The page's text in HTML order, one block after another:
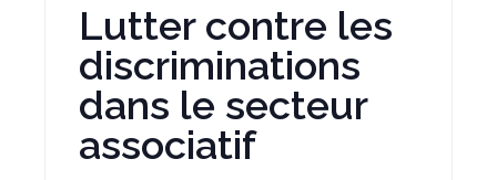
Lutter contre les
discriminations
dans le secteur
associatif